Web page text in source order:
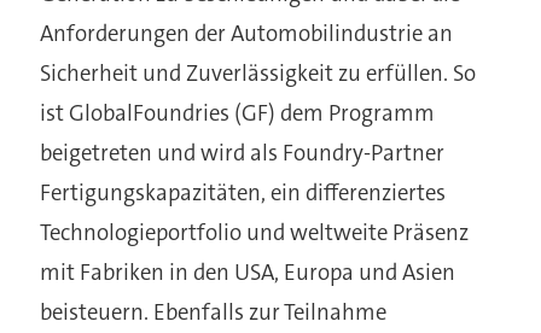
Anforderungen der Automobilindustrie an
Sicherheit und Zuverlässigkeit zu erfüllen. So
ist GlobalFoundries (GF) dem Programm
beigetreten und wird als Foundry-Partner
Fertigungskapazitäten, ein differenziertes
Technologieportfolio und weltweite Präsenz
mit Fabriken in den USA, Europa und Asien
beisteuern. Ebenfalls zur Teilnahme